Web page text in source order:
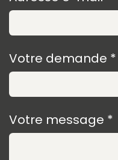
Votre demande *
Votre message *